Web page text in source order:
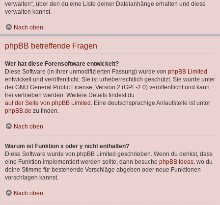
verwalten“, über den du eine Liste deiner Dateianhänge erhalten und diese
verwalten kannst.
Nach oben
phpBB betreffende Fragen
Wer hat diese Forensoftware entwickelt?
Diese Software (in ihrer unmodifizierten Fassung) wurde von phpBB Limited
entwickelt und veröffentlicht. Sie ist urheberrechtlich geschützt. Sie wurde unter
der GNU General Public License, Version 2 (GPL-2.0) veröffentlicht und kann
frei vertrieben werden. Weitere Details findest du
auf der Seite von phpBB Limited . Eine deutschsprachige Anlaufstelle ist unter
phpBB.de zu finden.
Nach oben
Warum ist Funktion x oder y nicht enthalten?
Diese Software wurde von phpBB Limited geschrieben. Wenn du denkst, dass
eine Funktion implementiert werden sollte, dann besuche phpBB Ideas, wo du
deine Stimme für bestehende Vorschläge abgeben oder neue Funktionen
vorschlagen kannst.
Nach oben